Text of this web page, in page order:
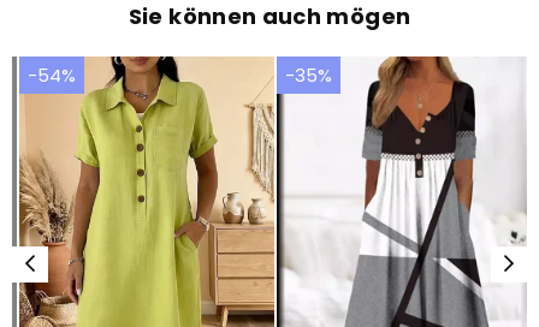
Sie können auch mögen
-54% -35%